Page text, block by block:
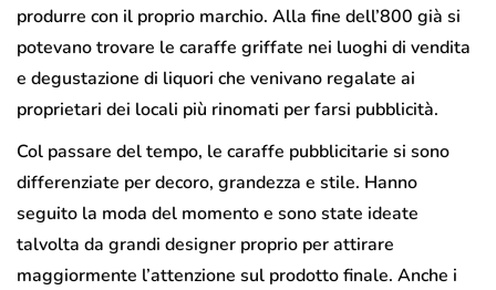
produrre con il proprio marchio. Alla fine dell’800 già si
potevano trovare le caraffe griffate nei luoghi di vendita
e degustazione di liquori che venivano regalate ai
proprietari dei locali più rinomati per farsi pubblicità.
Col passare del tempo, le caraffe pubblicitarie si sono
differenziate per decoro, grandezza e stile. Hanno
seguito la moda del momento e sono state ideate
talvolta da grandi designer proprio per attirare
maggiormente l’attenzione sul prodotto finale. Anche i